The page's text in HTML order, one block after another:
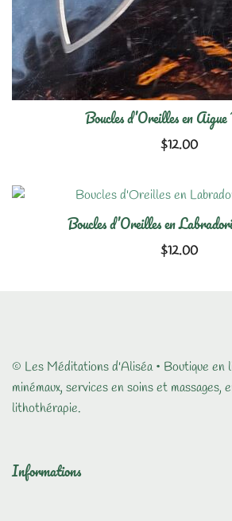
Boucles d’Oreilles en
$12.00
Boucles d’Oreilles en
$12.00
© Les Méditations d'Aliséa • Boutique en
minémaux, services en soins et massages,
lithothérapie.
Informations